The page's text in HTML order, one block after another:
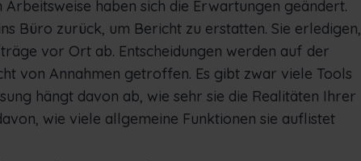
haben sich die Erwartungen geändert.
Büro zurück, um Bericht zu erstatten. Sie erledigen,
vor Ort ab. Entscheidungen werden auf der
von Annahmen getroffen. Es gibt zwar viele Tools
hängt davon ab, wie sehr sie die Realitäten Ihrer
wie viele allgemeine Funktionen sie auflistet